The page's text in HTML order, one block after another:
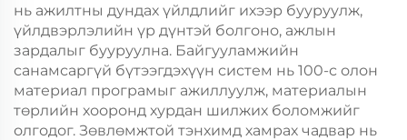
нь ажилтны дундах үйлдлийг ихээр бууруулж,
үйлдвэрлэлийн үр дүнтэй болгоно, ажлын
зардалыг бууруулна. Байгууламжийн
санамсаргүй бүтээгдэхүүн систем нь 100-с олон
материал програмыг ажиллуулж, материалын
төрлийн хооронд хурдан шилжих боломжийг
олгодог. Зөвлөмжтой тэнхимд хамрах чадвар нь